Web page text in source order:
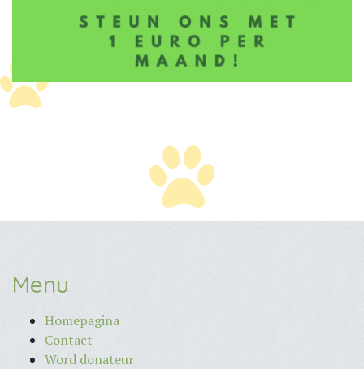
Menu
Homepagina
Contact
Word donateur